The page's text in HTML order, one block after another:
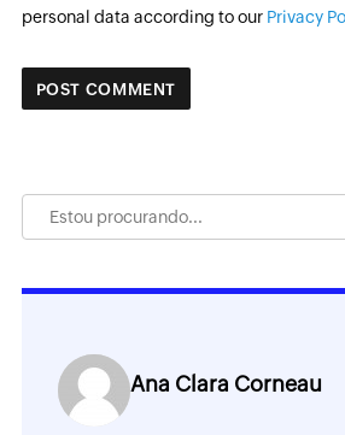
personal data according to our Privacy
Ana Clara Corneau